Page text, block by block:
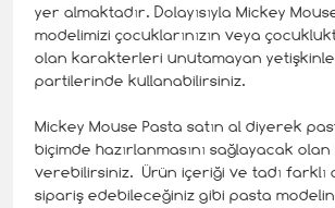
yer almaktadır. Dolayısıyla Mickey
modelimizi çocuklarınızın veya
olan karakterleri unutamayan
partilerinde kullanabilirsiniz.
Mickey Mouse Pasta satın al diyerek
biçimde hazırlanmasını sağlayacak
verebilirsiniz. Ürün içeriği ve tadı farklı
sipariş edebileceğiniz gibi pasta